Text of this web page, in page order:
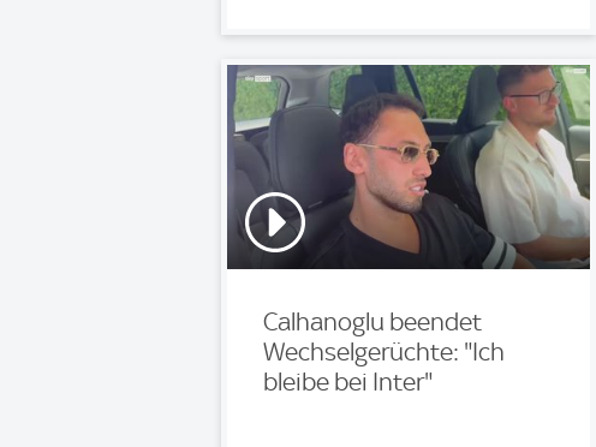
Calhanoglu beendet
Wechselgerüchte: "Ich
bleibe bei Inter"